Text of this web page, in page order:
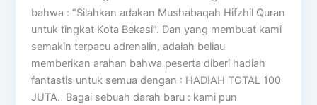
bahwa : “Silahkan adakan Mushabaqah Hifzhil Quran
untuk tingkat Kota Bekasi”. Dan yang membuat kami
semakin terpacu adrenalin, adalah beliau
memberikan arahan bahwa peserta diberi hadiah
fantastis untuk semua dengan : HADIAH TOTAL 100
JUTA. Bagai sebuah darah baru : kami pun